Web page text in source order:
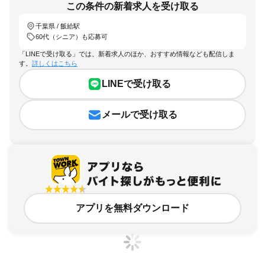
この条件の新着求人を受け取る
千葉県 / 飯給駅
60代（シニア）も応募可
「LINEで受け取る」では、新着求人のほか、おすすめ情報なども配信しま
す。 詳しくはこちら
LINEで受け取る
メールで受け取る
アプリを無料ダウンロード